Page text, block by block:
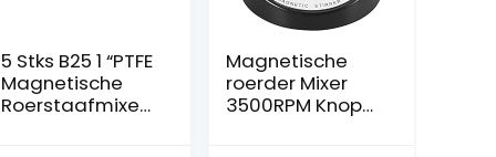
5 Stks B25 1 “PTFE
Magnetische
Roerstaafmixer
Magnetische
roerder Mixer
3500RPM Knop